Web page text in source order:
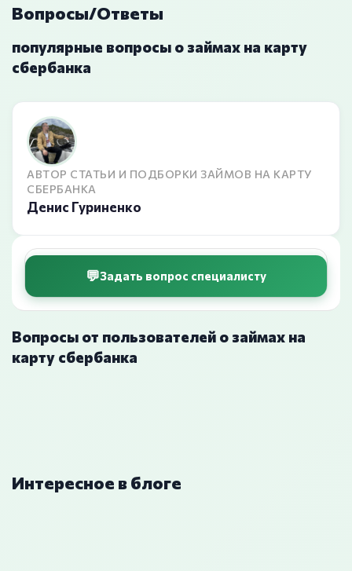
Вопросы/Ответы
популярные вопросы о займах на карту
сбербанка
АВТОР СТАТЬИ И ПОДБОРКИ ЗАЙМОВ НА КАРТУ
СБЕРБАНКА
Денис Гуриненко
Задать вопрос специалисту
Вопросы от пользователей о займах на
карту сбербанка
Интересное в блоге